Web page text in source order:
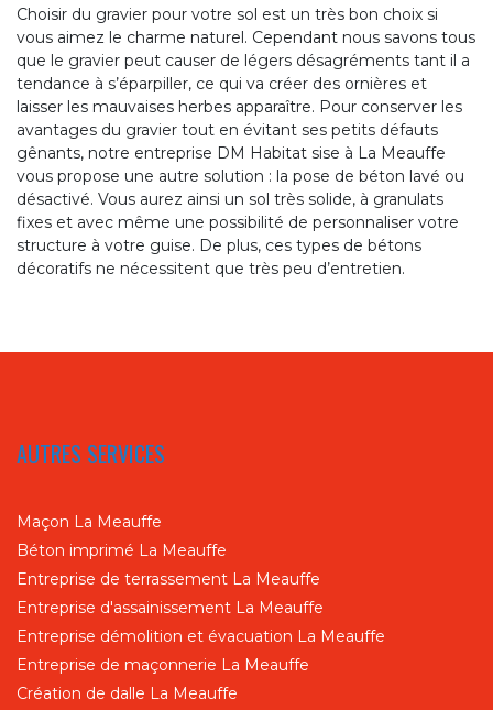
Choisir du gravier pour votre sol est un très bon choix si
vous aimez le charme naturel. Cependant nous savons tous
que le gravier peut causer de légers désagréments tant il a
tendance à s’éparpiller, ce qui va créer des ornières et
laisser les mauvaises herbes apparaître. Pour conserver les
avantages du gravier tout en évitant ses petits défauts
gênants, notre entreprise DM Habitat sise à La Meauffe
vous propose une autre solution : la pose de béton lavé ou
désactivé. Vous aurez ainsi un sol très solide, à granulats
fixes et avec même une possibilité de personnaliser votre
structure à votre guise. De plus, ces types de bétons
décoratifs ne nécessitent que très peu d’entretien.
AUTRES SERVICES
Maçon La Meauffe
Béton imprimé La Meauffe
Entreprise de terrassement La Meauffe
Entreprise d'assainissement La Meauffe
Entreprise démolition et évacuation La Meauffe
Entreprise de maçonnerie La Meauffe
Création de dalle La Meauffe